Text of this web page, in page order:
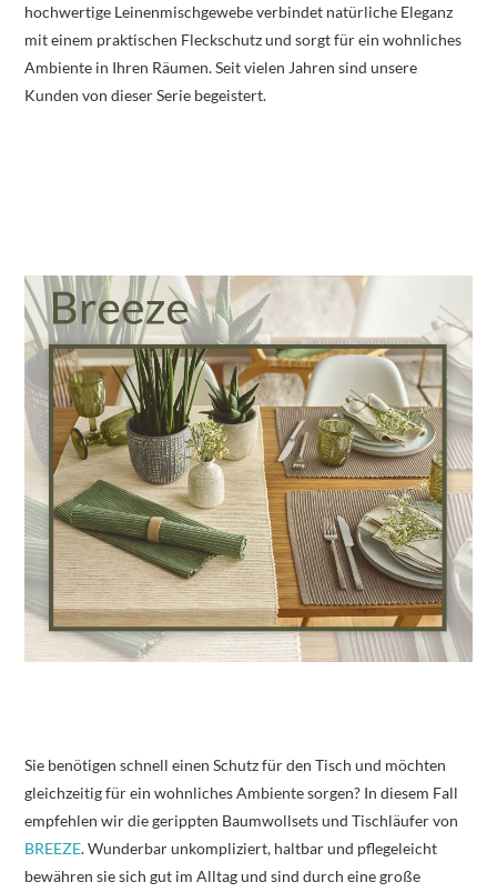
hochwertige Leinenmischgewebe verbindet natürliche Eleganz
mit einem praktischen Fleckschutz und sorgt für ein wohnliches
Ambiente in Ihren Räumen. Seit vielen Jahren sind unsere
Kunden von dieser Serie begeistert.
Sie benötigen schnell einen Schutz für den Tisch und möchten
gleichzeitig für ein wohnliches Ambiente sorgen? In diesem Fall
empfehlen wir die gerippten Baumwollsets und Tischläufer von
BREEZE. Wunderbar unkompliziert, haltbar und pflegeleicht
bewähren sie sich gut im Alltag und sind durch eine große